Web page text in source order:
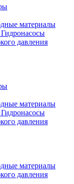
материалы
давления
материалы
давления
материалы
давления